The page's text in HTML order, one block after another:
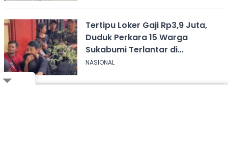
Tertipu Loker Gaji Rp3,9 Juta,
Duduk Perkara 15 Warga
Sukabumi Terlantar di
Kalimantan
NASIONAL